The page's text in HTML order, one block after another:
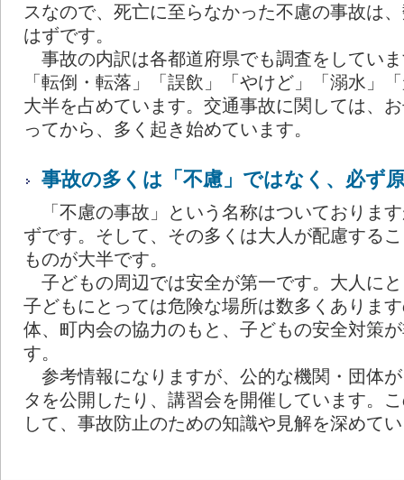
スなので、死亡に至らなかった不慮の事故は
はずです。
事故の内訳は各都道府県でも調査をしてい
「転倒・転落」「誤飲」「やけど」「溺水」
大半を占めています。交通事故に関しては、
ってから、多く起き始めています。
事故の多くは「不慮」ではなく、必ず
「不慮の事故」という名称はついておりま
ずです。そして、その多くは大人が配慮する
ものが大半です。
子どもの周辺では安全が第一です。大人に
子どもにとっては危険な場所は数多くありま
体、町内会の協力のもと、子どもの安全対策
す。
参考情報になりますが、公的な機関・団体
タを公開したり、講習会を開催しています。
して、事故防止のための知識や見解を深めて